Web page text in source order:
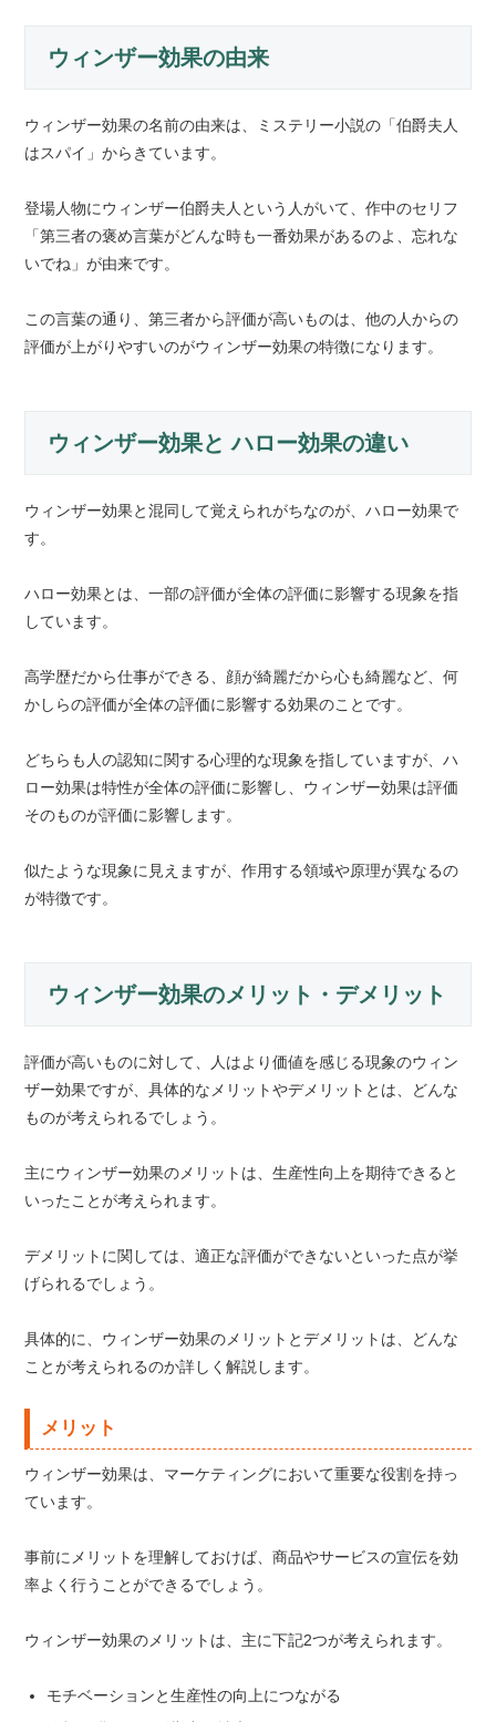
ウィンザー効果の由来
ウィンザー効果の名前の由来は、ミステリー小説の「伯爵夫人
はスパイ」からきています。
登場人物にウィンザー伯爵夫人という人がいて、作中のセリフ
「第三者の褒め言葉がどんな時も一番効果があるのよ、忘れな
いでね」が由来です。
この言葉の通り、第三者から評価が高いものは、他の人からの
評価が上がりやすいのがウィンザー効果の特徴になります。
ウィンザー効果と ハロー効果の違い
ウィンザー効果と混同して覚えられがちなのが、ハロー効果で
す。
ハロー効果とは、一部の評価が全体の評価に影響する現象を指
しています。
高学歴だから仕事ができる、顔が綺麗だから心も綺麗など、何
かしらの評価が全体の評価に影響する効果のことです。
どちらも人の認知に関する心理的な現象を指していますが、ハ
ロー効果は特性が全体の評価に影響し、ウィンザー効果は評価
そのものが評価に影響します。
似たような現象に見えますが、作用する領域や原理が異なるの
が特徴です。
ウィンザー効果のメリット・デメリット
評価が高いものに対して、人はより価値を感じる現象のウィン
ザー効果ですが、具体的なメリットやデメリットとは、どんな
ものが考えられるでしょう。
主にウィンザー効果のメリットは、生産性向上を期待できると
いったことが考えられます。
デメリットに関しては、適正な評価ができないといった点が挙
げられるでしょう。
具体的に、ウィンザー効果のメリットとデメリットは、どんな
ことが考えられるのか詳しく解説します。
メリット
ウィンザー効果は、マーケティングにおいて重要な役割を持っ
ています。
事前にメリットを理解しておけば、商品やサービスの宣伝を効
率よく行うことができるでしょう。
ウィンザー効果のメリットは、主に下記2つが考えられます。
モチベーションと生産性の向上につながる